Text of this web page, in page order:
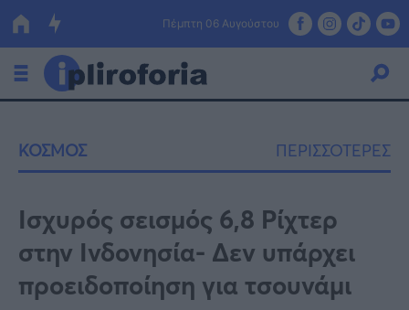
Πέμπτη 06 Αυγούστου
Οικονομία
Πολιτική
Τράπεζες
Επιδοτήσεις
Κόσμος
ΚΟΣΜΟΣ ΠΕΡΙΣΣΟΤΕΡΕΣ
Ισχυρός σεισμός 6,8 Ρίχτερ
στην Ινδονησία- Δεν υπάρχει
προειδοποίηση για τσουνάμι